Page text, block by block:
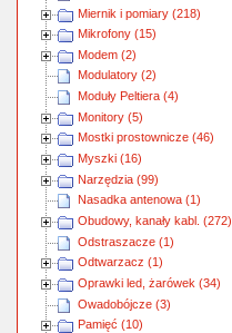
Miernik i pomiary (218)
Mikrofony (15)
Modem (2)
Modulatory (2)
Moduły Peltiera (4)
Monitory (5)
Mostki prostownicze (46)
Myszki (16)
Narzędzia (99)
Nasadka antenowa (1)
Obudowy, kanały kabl. (272)
Odstraszacze (1)
Odtwarzacz (1)
Oprawki led, żarówek (34)
Owadobójcze (3)
Pamięć (10)